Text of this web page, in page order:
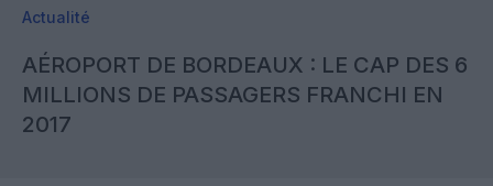
Actualité
AÉROPORT DE BORDEAUX : LE CAP DES 6
MILLIONS DE PASSAGERS FRANCHI EN
2017